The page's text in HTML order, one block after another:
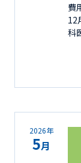
費
12
科
2026年
5月